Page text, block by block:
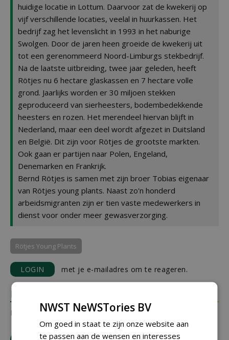
huidige locatie in Lottum. Daarvoor zat de kwekerij op
vijf verschillende locaties, veelal in huurkassen. Het
bedrijf zag het levenslicht in 1993 in het naburige
Swolgen. Door de jaren heen groeide de kwekerij uit
tot een gerenommeerd Noord-Limburgs stekbedrijf.
Na de laatste uitbreiding, twee jaar geleden, heeft
Rötjes nu 6 hectare glaskassen en 7 hectare volle
grond. Jaarlijks worden er 30 miljoen stekken
geproduceerd van sierheesters, bodembedekkende
heesters en rozen. Het merendeel hiervan blijft in
Nederland, maar een deel wordt afgezet in Duitsland
en België. Dit zijn voor Rötjes de grootste markten.
Ook gaan er partijen naar Polen, Engeland,
Denemarken en Frankrijk.
Bernd Rötjes is samen met zijn broer Tobias eigenaar
van Rötjes young plants. Naast zo'n honderd
arbeidsmigranten zijn er tien vaste medewerkers in
dienst voor onder meer gewasverzorging.
Rötjes Young Plants
LOGIN met je e-mailadres om te reageren.
REACTIES
Er zijn nog geen reacties.
NWST NeWSTories BV
Om goed in staat te zijn onze website aan
te passen aan de wensen en interesses